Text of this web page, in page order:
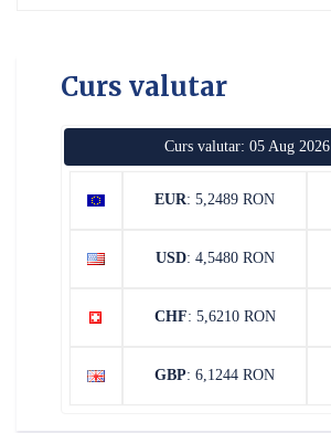
Curs valutar
Curs valutar: 05 Aug 2026
EUR: 5,2489 RON
USD: 4,5480 RON
CHF: 5,6210 RON
GBP: 6,1244 RON